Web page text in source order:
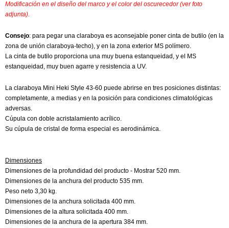
Modificación en el diseño del marco y el color del oscurecedor (ver foto
adjunta).
Consejo: para pegar una claraboya es aconsejable poner cinta de butilo (en la
zona de unión claraboya-techo), y en la zona exterior MS polímero.
La cinta de butilo proporciona una muy buena estanqueidad, y el MS
estanqueidad, muy buen agarre y resistencia a UV.
La claraboya Mini Heki Style 43-60 puede abrirse en tres posiciones distintas:
completamente, a medias y en la posición para condiciones climatológicas
adversas.
Cúpula con doble acristalamiento acrílico.
Su cúpula de cristal de forma especial es aerodinámica.
Dimensiones
Dimensiones de la profundidad del producto - Mostrar 520 mm.
Dimensiones de la anchura del producto 535 mm.
Peso neto 3,30 kg.
Dimensiones de la anchura solicitada 400 mm.
Dimensiones de la altura solicitada 400 mm.
Dimensiones de la anchura de la apertura 384 mm.